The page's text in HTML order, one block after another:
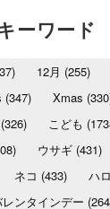
ーワード
12月 (255)
(347) Xmas
(326) こども
ウサギ(431)
ネコ (433) ハ
ンタインデー